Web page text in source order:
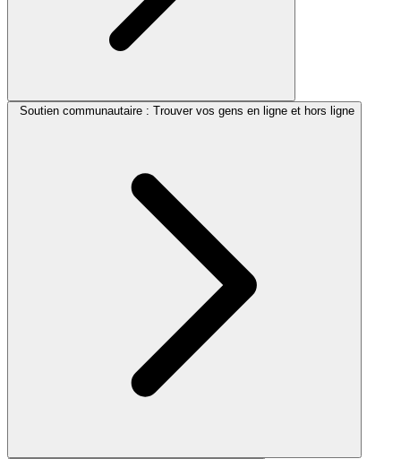
Soutien communautaire : Trouver vos gens en ligne et hors ligne